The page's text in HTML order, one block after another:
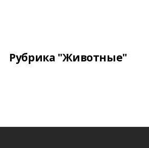
Рубрика "Животные"